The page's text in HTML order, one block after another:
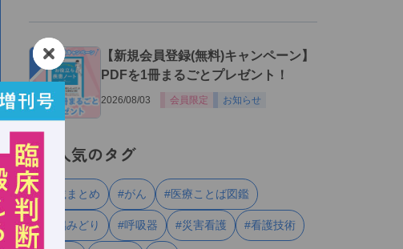
３
【新規会員登録(無料)キャンペーン】
PDFを1冊まるごとプレゼント！
2026/08/03 会員限定 お知らせ
人気のタグ
#連載まとめ #がん #医療ことば図鑑
#川嶋みどり #呼吸器 #災害看護 #看護技術